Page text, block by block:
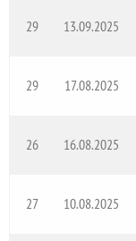
29 13.09.2025
29 17.08.2025
26 16.08.2025
27 10.08.2025